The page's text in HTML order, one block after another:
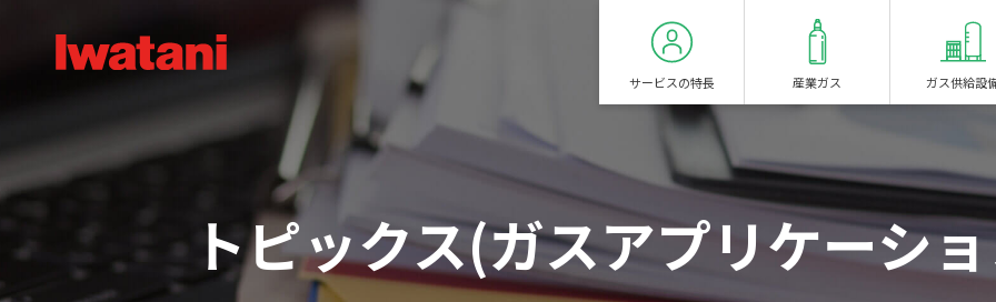
サービスの特長 産業ガス ガス供給設
トピックス(ガスアプリケーシ